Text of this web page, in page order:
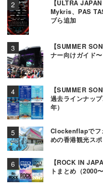
【ULTRA
Mykris、PAS
ブら追加
【SUMMER
ナー向けガイド
【SUMMER
過去ラインナッ
年）
Clockenflapでフ
めの香港観光ス
【ROCK IN
トまとめ（2000